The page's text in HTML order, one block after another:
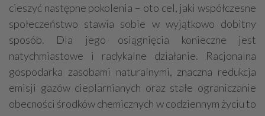
cieszyć następne pokolenia – oto cel, jaki współczesne
społeczeństwo stawia sobie w wyjątkowo dobitny
sposób. Dla jego osiągnięcia konieczne jest
natychmiastowe i radykalne działanie. Racjonalna
gospodarka zasobami naturalnymi, znaczna redukcja
emisji gazów cieplarnianych oraz stałe ograniczanie
obecności środków chemicznych w codziennym życiu to